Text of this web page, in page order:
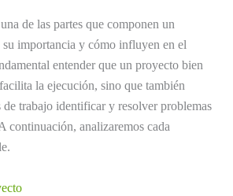
de las partes que componen un
importancia y cómo influyen en el
entender que un proyecto bien
la ejecución, sino que también
de trabajo identificar y resolver problemas
continuación, analizaremos cada